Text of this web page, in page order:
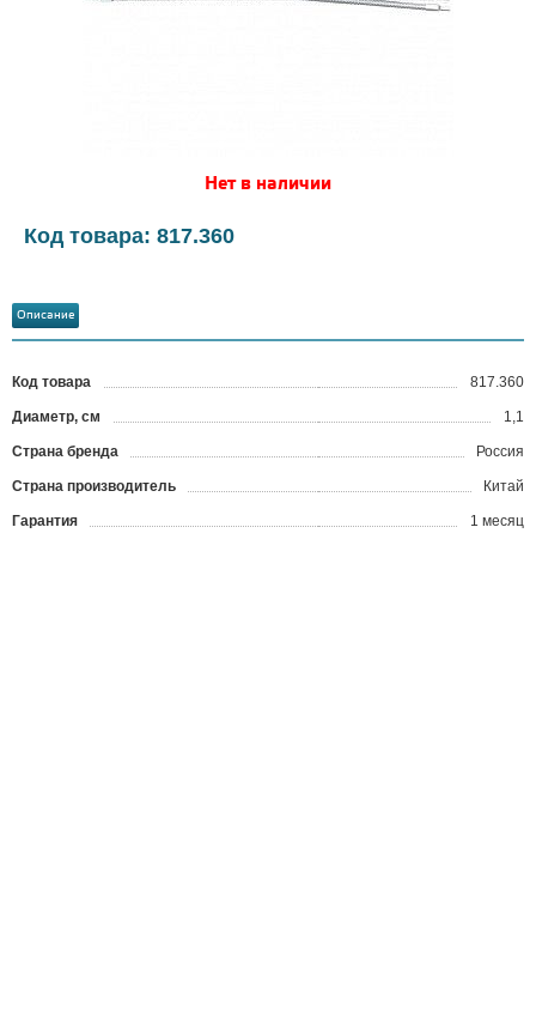
Нет в наличии
Код товара: 817.360
Описание
Код товара 817.360
Диаметр, см 1,1
Страна бренда Россия
Страна производитель Китай
Гарантия 1 месяц